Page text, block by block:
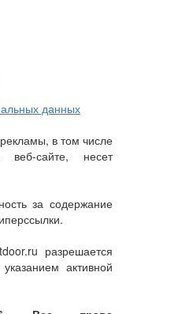
данных
в том числе
сайте, несет
за содержание
разрешается
активной